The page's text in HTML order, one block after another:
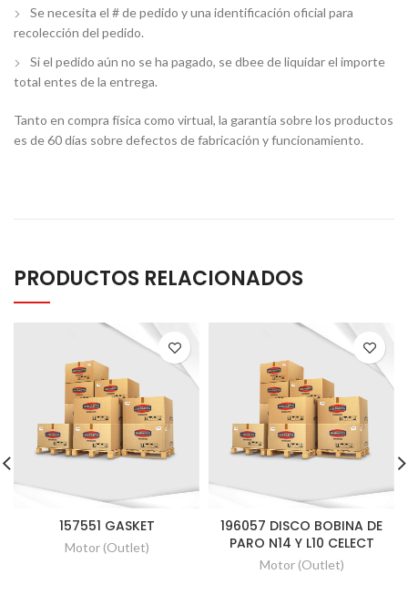
Se necesita el # de pedido y una identificación oficial para
recolección del pedido.
Si el pedido aún no se ha pagado, se dbee de liquidar el importe
total entes de la entrega.
Tanto en compra física como virtual, la garantía sobre los productos
es de 60 días sobre defectos de fabricación y funcionamiento.
PRODUCTOS RELACIONADOS
157551 GASKET
Motor (Outlet)
196057 DISCO BOBINA DE
PARO N14 Y L10 CELECT
Motor (Outlet)